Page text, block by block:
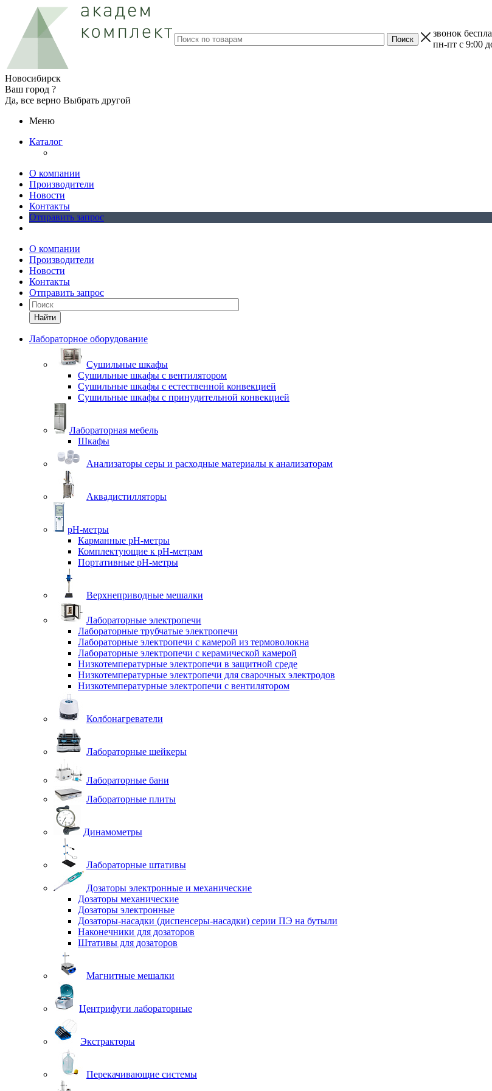
звонок
пн-пт с 9:00
Новосибирск
Ваш город ?
Да, все верно Выбрать другой
Меню
Каталог
О компании
Производители
Новости
Контакты
Отправить запрос
О компании
Производители
Новости
Контакты
Отправить запрос
Найти
Лабораторное оборудование
Cушильные шкафы
Сушильные шкафы с вентилятором
Сушильные шкафы с естественной конвекцией
Сушильные шкафы с принудительной конвекцией
Лабораторная мебель
Шкафы
Анализаторы серы и расходные материалы к анализаторам
Аквадистилляторы
pH-метры
Карманные pH-метры
Комплектующие к pH-метрам
Портативные pH-метры
Верхнеприводные мешалки
Лабораторные электропечи
Лабораторные трубчатые электропечи
Лабораторные электропечи с камерой из термоволокна
Лабораторные электропечи с керамической камерой
Низкотемпературные электропечи в защитной среде
Низкотемпературные электропечи для cварочных электродов
Низкотемпературные электропечи с вентилятором
Колбонагреватели
Лабораторные шейкеры
Лабораторные бани
Лабораторные плиты
Динамометры
Лабораторные штативы
Дозаторы электронные и механические
Дозаторы механические
Дозаторы электронные
Дозаторы-насадки (диспенсеры-насадки) серии ПЭ на бутыли
Наконечники для дозаторов
Штативы для дозаторов
Магнитные мешалки
Центрифуги лабораторные
Экстракторы
Перекачивающие системы